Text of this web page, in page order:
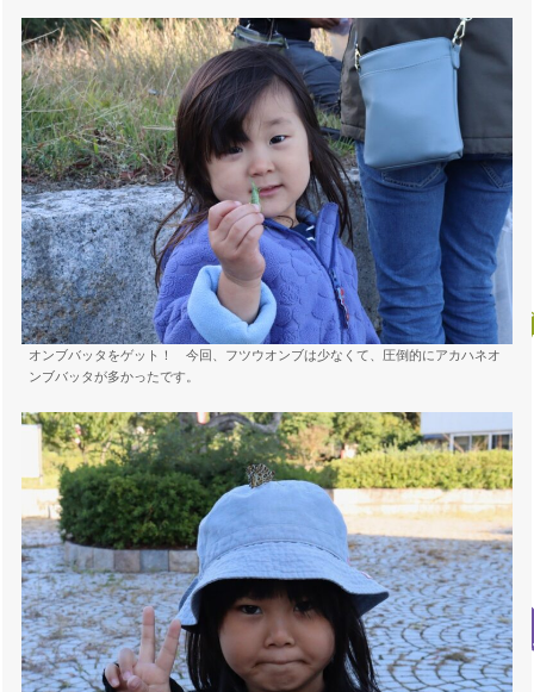
オンブバッタをゲット！ 今回、フツウオンブは少なくて、圧倒的にアカハネオ
ンブバッタが多かったです。